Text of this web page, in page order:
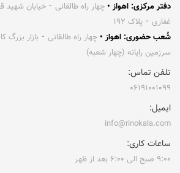
دفتر مرکزی: اهواز • چهار راه طالقانی ⁃ خیابان شهید
غفاری ⁃ پلاک ۱۹۲
شُعب حضوری: اهواز • چهار راه طالقانی ⁃ بازار
سرزمین رایانه (چهار شعبه)
تلفن تماس:
۰۶۱۹۱۰۰۱۰۹۹
ایمیل:
info@rinokala.com
ساعات کاری:
۹:۰۰ صبح الی ۶:۰۰ بعد از ظهر